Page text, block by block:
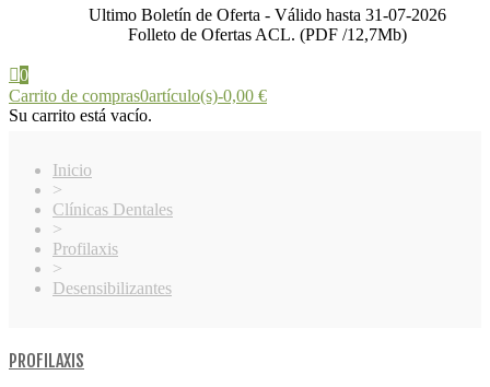
Ultimo Boletín de Oferta - Válido hasta 31-07-2026
Folleto de Ofertas ACL. (PDF /12,7Mb)
0
Carrito de compras0artículo(s)-0,00 €
Su carrito está vacío.
Inicio
>
Clínicas Dentales
>
Profilaxis
>
Desensibilizantes
PROFILAXIS